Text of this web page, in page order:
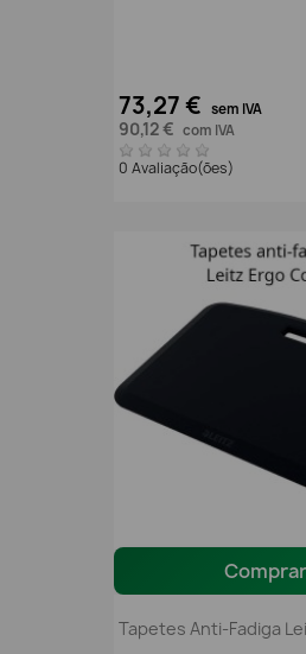
73,27 € sem IVA
90,12 € com IVA
0 Avaliação(ões)
Comprar
Tapetes Anti-Fadiga